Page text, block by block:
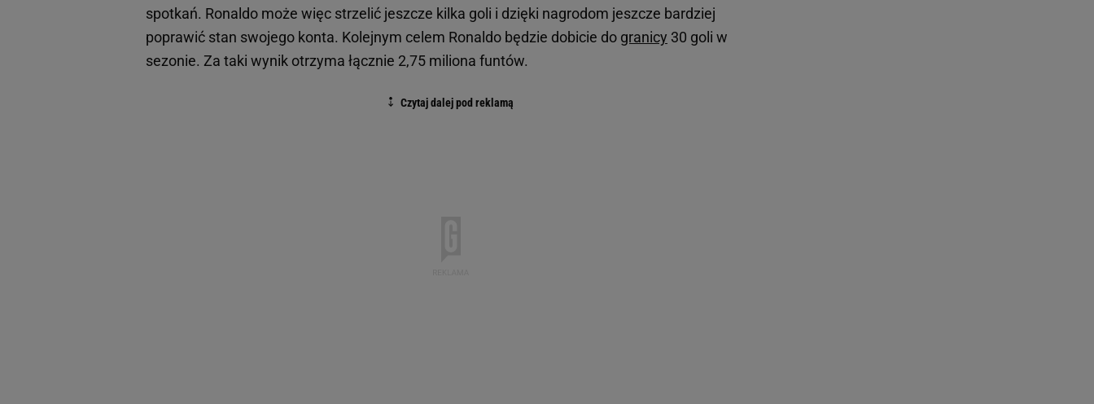
spotkań. Ronaldo może więc strzelić jeszcze kilka goli i dzięki nagrodom jeszcze bardziej
poprawić stan swojego konta. Kolejnym celem Ronaldo będzie dobicie do granicy 30 goli w
sezonie. Za taki wynik otrzyma łącznie 2,75 miliona funtów.